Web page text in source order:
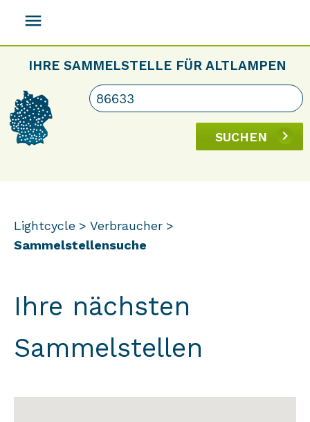
menu
IHRE SAMMELSTELLE FÜR ALTLAMPEN
SUCHEN
Lightcycle
Verbraucher
Sammelstellensuche
Ihre nächsten
Sammelstellen